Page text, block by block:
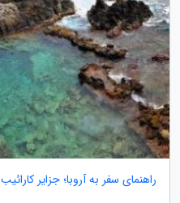
راهنمای سفر به آروبا؛ جزایر کارائیب